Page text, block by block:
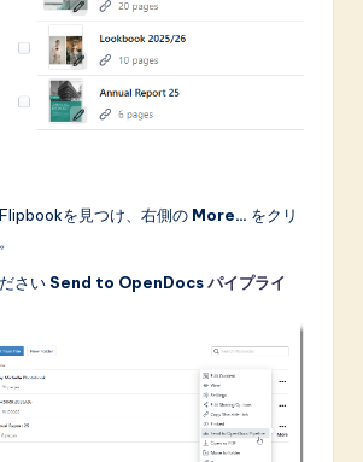
を見つけ、右側の More… をクリ
さい Send to OpenDocsパイプライ